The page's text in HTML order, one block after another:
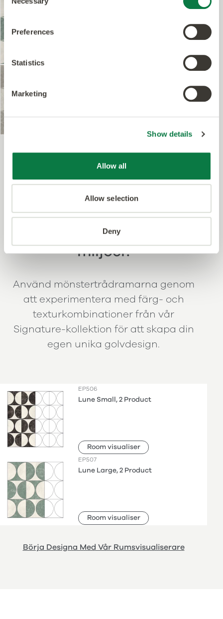
Selection
Preferences
Statistics
Marketing
Show details
Allow all
Allow selection
Deny
Designers' Choice
Beställ prov
För unika visioner och
vackert skräddarsydda
miljöer.
Använd mönstertrådramarna genom
att experimentera med färg- och
texturkombinationer från vår
Signature-kollektion för att skapa din
egen unika golvdesign.
EP506
Lune Small, 2 Product
Room visualiser
EP507
Lune Large, 2 Product
Room visualiser
Börja Designa Med Vår Rumsvisualiserare